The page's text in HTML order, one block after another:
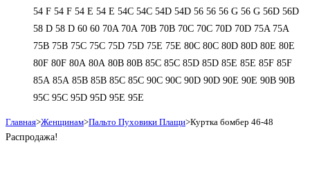
54 F 54 F 54 Е 54 Е 54C 54C 54D 54D 56 56 56 G 56 G 56D 56D
58 D 58 D 60 60 70A 70A 70B 70B 70C 70C 70D 70D 75A 75A
75B 75B 75C 75C 75D 75D 75E 75E 80C 80C 80D 80D 80E 80E
80F 80F 80А 80А 80В 80В 85C 85C 85D 85D 85E 85E 85F 85F
85А 85А 85В 85В 85С 85С 90C 90C 90D 90D 90E 90E 90В 90В
95C 95C 95D 95D 95E 95E
Главная>Женщинам>Пальто Пуховики Плащи>Куртка бомбер 46-48
Распродажа!